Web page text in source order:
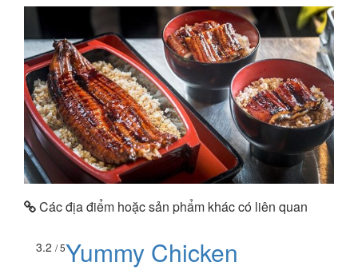
Các địa điểm hoặc sản phẩm khác có liên quan
3.2 / 5Yummy Chicken